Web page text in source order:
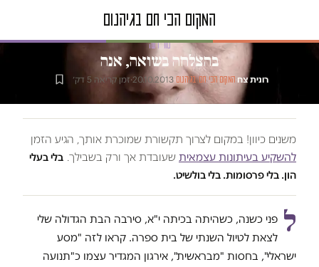
טור דעה
בהצלחה בשואה, אנה
רונית צח·המקום הכי חם בגיהנום·
20.10.2013
·זמן קריאה 5 דק׳
משנים כיוון! במקום לצרוך תקשורת שמוכרת אותך, הגיע הזמן
להשקיע בעיתונות עצמאית שעובדת אך ורק בשבילך. בלי בעלי
הון. בלי פרסומות. בלי בולשיט.
ל פני כשנה, כשהיתה בכיתה י"א, סירבה הבת הגדולה שלי
לצאת לטיול השנתי של בית ספרה. קראו לזה "מסע
ישראלי", בחסות "מבראשית", אירגון המגדיר עצמו כ"תנועה